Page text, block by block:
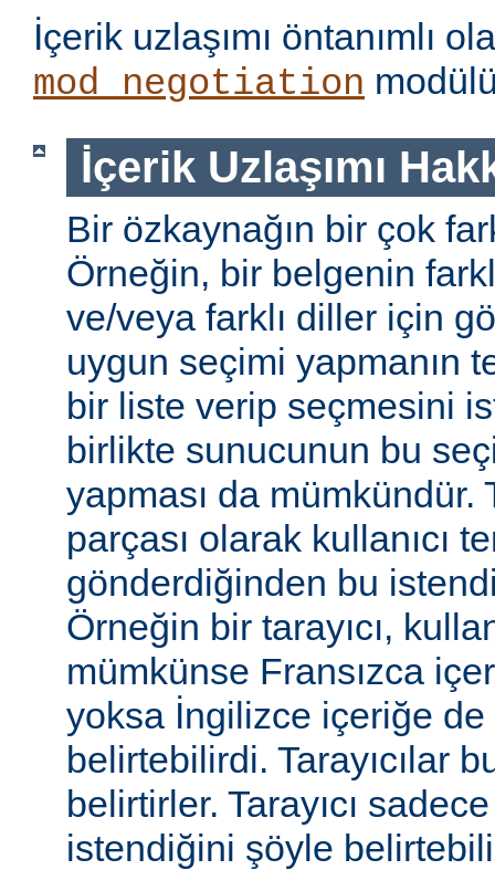
İçerik uzlaşımı öntanımlı
mod_negotiation
İçerik Uzlaşımı
Bir özkaynağın bir çok
Örneğin, bir belgenin
ve/veya farklı diller için
uygun seçimi yapmanın
bir liste verip seçmesini
birlikte sunucunun bu
yapması da mümkündür.
parçası olarak kullanıcı
gönderdiğinden bu
Örneğin bir tarayıcı,
mümkünse Fransızca
yoksa İngilizce içeriğe de
belirtebilirdi. Tarayıcılar
belirtirler. Tarayıcı
istendiğini şöyle